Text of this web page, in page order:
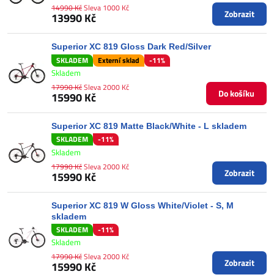
13990 Kč
14990 KčSleva 1000 Kč Zobrazit
Superior XC 819 Gloss Dark Red/Silver
SKLADEM Externí sklad -11%
Skladem
15990 Kč
17990 KčSleva 2000 Kč Do košíku
Superior XC 819 Matte Black/White - L skladem
SKLADEM -11%
Skladem
15990 Kč
17990 KčSleva 2000 Kč Zobrazit
Superior XC 819 W Gloss White/Violet - S, M
skladem
SKLADEM -11%
Skladem
15990 Kč
17990 KčSleva 2000 Kč Zobrazit